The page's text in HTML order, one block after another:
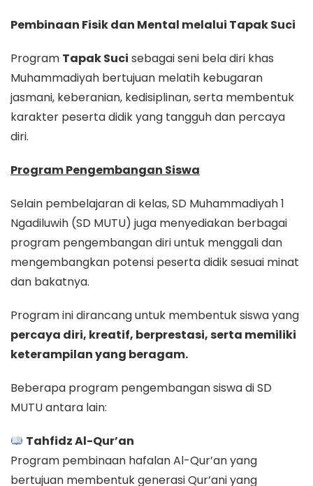
Pembinaan Fisik dan Mental melalui Tapak Suci
Program Tapak Suci sebagai seni bela diri khas
Muhammadiyah bertujuan melatih kebugaran
jasmani, keberanian, kedisiplinan, serta membentuk
karakter peserta didik yang tangguh dan percaya
diri.
Program Pengembangan Siswa
Selain pembelajaran di kelas, SD Muhammadiyah 1
Ngadiluwih (SD MUTU) juga menyediakan berbagai
program pengembangan diri untuk menggali dan
mengembangkan potensi peserta didik sesuai minat
dan bakatnya.
Program ini dirancang untuk membentuk siswa yang
percaya diri, kreatif, berprestasi, serta memiliki
keterampilan yang beragam.
Beberapa program pengembangan siswa di SD
MUTU antara lain:
Tahfidz Al-Qur’an
Program pembinaan hafalan Al-Qur’an yang
bertujuan membentuk generasi Qur’ani yang